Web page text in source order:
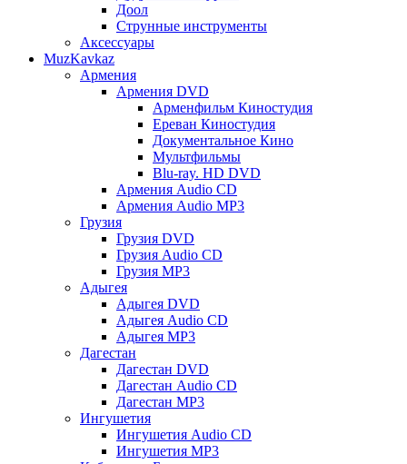
Доол
Струнные инструменты
Аксессуары
MuzKavkaz
Армения
Армения DVD
Арменфильм Киностудия
Ереван Киностудия
Документальное Кино
Мультфильмы
Blu-ray. HD DVD
Армения Audio CD
Армения Audio MP3
Грузия
Грузия DVD
Грузия Audio CD
Грузия MP3
Адыгея
Адыгея DVD
Адыгея Audio CD
Адыгея MP3
Дагестан
Дагестан DVD
Дагестан Audio CD
Дагестан MP3
Ингушетия
Ингушетия Audio CD
Ингушетия MP3